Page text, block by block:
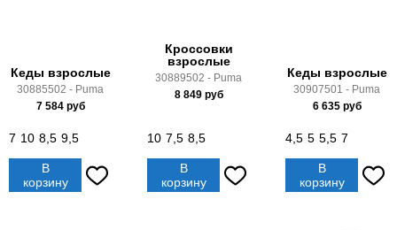
Кеды взрослые
30885502 - Puma
7 584руб
7 10 8,5 9,5
В
корзину
Кроссовки
взрослые
30889502 - Puma
8 849руб
10 7,5 8,5
В
корзину
Кеды взрослые
30907501 - Puma
6 635руб
4,5 5 5,5 7
В
корзину